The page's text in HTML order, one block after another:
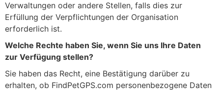
Verwaltungen oder andere Stellen, falls dies zur
Erfüllung der Verpflichtungen der Organisation
erforderlich ist.
Welche Rechte haben Sie, wenn Sie uns Ihre Daten
zur Verfügung stellen?
Sie haben das Recht, eine Bestätigung darüber zu
erhalten, ob FindPetGPS.com personenbezogene Daten